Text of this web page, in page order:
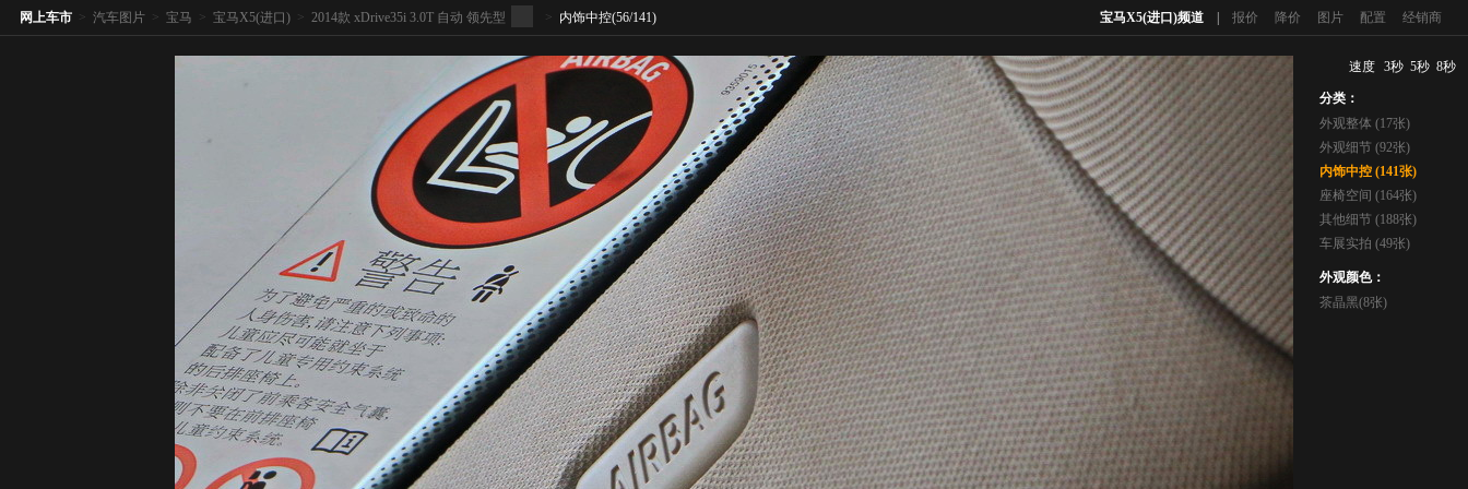
宝马X5(进口)频道 报价 降价 图片 配置 经销商
网上车市 > 汽车图片 > 宝马 > 宝马X5(进口) > 2014款 xDrive35i 3.0T 自动 领先型 > 内饰中控(56/141)
速度 3秒 5秒 8秒
分类：
外观整体 (17张)
外观细节 (92张)
内饰中控 (141张)
座椅空间 (164张)
其他细节 (188张)
车展实拍 (49张)
外观颜色：
茶晶黑(8张)